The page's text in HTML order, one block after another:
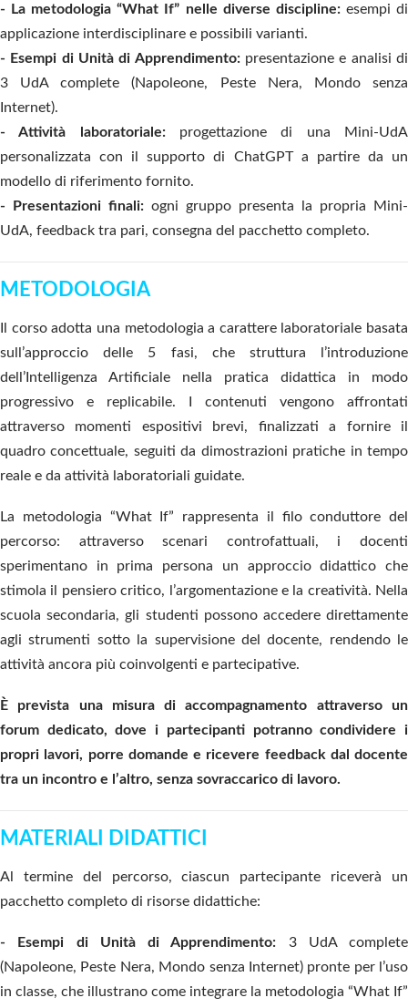
- La metodologia “What If” nelle diverse discipline: esempi di
applicazione interdisciplinare e possibili varianti.
- Esempi di Unità di Apprendimento: presentazione e analisi di
3 UdA complete (Napoleone, Peste Nera, Mondo senza
Internet).
- Attività laboratoriale: progettazione di una Mini-UdA
personalizzata con il supporto di ChatGPT a partire da un
modello di riferimento fornito.
- Presentazioni finali: ogni gruppo presenta la propria Mini-
UdA, feedback tra pari, consegna del pacchetto completo.
METODOLOGIA
Il corso adotta una metodologia a carattere laboratoriale basata
sull’approccio delle 5 fasi, che struttura l’introduzione
dell’Intelligenza Artificiale nella pratica didattica in modo
progressivo e replicabile. I contenuti vengono affrontati
attraverso momenti espositivi brevi, finalizzati a fornire il
quadro concettuale, seguiti da dimostrazioni pratiche in tempo
reale e da attività laboratoriali guidate.
La metodologia “What If” rappresenta il filo conduttore del
percorso: attraverso scenari controfattuali, i docenti
sperimentano in prima persona un approccio didattico che
stimola il pensiero critico, l’argomentazione e la creatività. Nella
scuola secondaria, gli studenti possono accedere direttamente
agli strumenti sotto la supervisione del docente, rendendo le
attività ancora più coinvolgenti e partecipative.
È prevista una misura di accompagnamento attraverso un
forum dedicato, dove i partecipanti potranno condividere i
propri lavori, porre domande e ricevere feedback dal docente
tra un incontro e l’altro, senza sovraccarico di lavoro.
MATERIALI DIDATTICI
Al termine del percorso, ciascun partecipante riceverà un
pacchetto completo di risorse didattiche:
- Esempi di Unità di Apprendimento: 3 UdA complete
(Napoleone, Peste Nera, Mondo senza Internet) pronte per l’uso
in classe, che illustrano come integrare la metodologia “What If”